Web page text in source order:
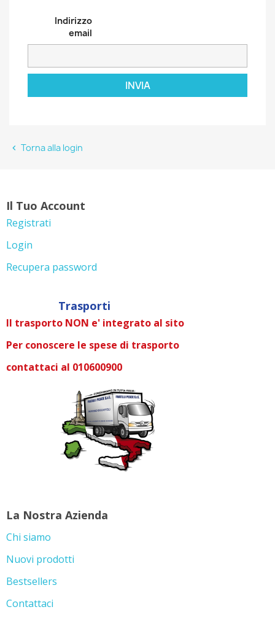
Indirizzo
email
INVIA
 Torna alla login
Il Tuo Account
Registrati
Login
Recupera password
Trasporti
Il trasporto NON e' integrato al sito
Per conoscere le spese di trasporto
contattaci al 010600900
La Nostra Azienda
Chi siamo
Nuovi prodotti
Bestsellers
Contattaci